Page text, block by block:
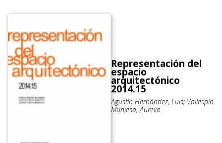
Representación del
espacio
arquitectónico
2014.15
Agustín Hernández, Luis; Vallespín
Muniesa, Aurelio